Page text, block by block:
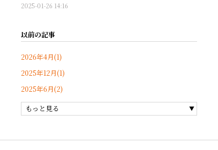
2025-01-26 14:16
以前の記事
2026年4月(1)
2025年12月(1)
2025年6月(2)
もっと見る